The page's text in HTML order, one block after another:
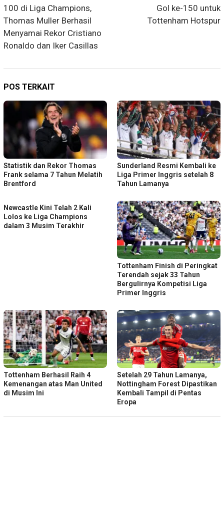
100 di Liga Champions,
Thomas Muller Berhasil
Menyamai Rekor Cristiano
Ronaldo dan Iker Casillas
Gol ke-150 untuk
Tottenham Hotspur
POS TERKAIT
Statistik dan Rekor Thomas
Frank selama 7 Tahun Melatih
Brentford
Sunderland Resmi Kembali ke
Liga Primer Inggris setelah 8
Tahun Lamanya
Newcastle Kini Telah 2 Kali
Lolos ke Liga Champions
dalam 3 Musim Terakhir
Tottenham Finish di Peringkat
Terendah sejak 33 Tahun
Bergulirnya Kompetisi Liga
Primer Inggris
Tottenham Berhasil Raih 4
Kemenangan atas Man United
di Musim Ini
Setelah 29 Tahun Lamanya,
Nottingham Forest Dipastikan
Kembali Tampil di Pentas
Eropa